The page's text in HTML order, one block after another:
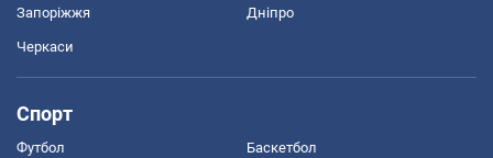
Запоріжжя Дніпро
Черкаси
Спорт
Футбол Баскетбол